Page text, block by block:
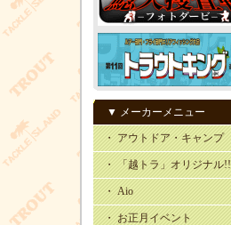
▼ メーカーメニュー
・ アウトドア・キャンプ
・ 「越トラ」オリジナル!!
・ Aio
・ お正月イベント